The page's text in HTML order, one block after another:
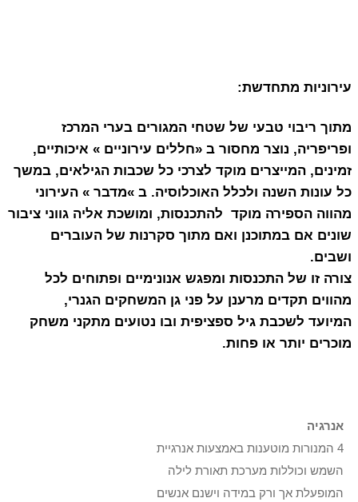
עירוניות מתחדשת:
מתוך ריבוי טבעי של שטחי המגורים בערי המרכז
ופריפריה, נוצר מחסור ב «חללים עירוניים » איכותיים,
זמינים, המייצרים מוקד לצרכי כל שכבות הגילאים, במשך
כל עונות השנה ולכלל האוכלוסיה. ב »מדבר » העירוני
מהווה הספירה מוקד להתכנסות, ומושכת אליה גווני ציבור
שונים אם במתוכנן ואם מתוך סקרנות של העוברים
ושבים.
צורה זו של התכנסות ומפגש אנונימיים ופתוחים לכל
מהווים תקדים מרענן על פני גן המשחקים הגנרי,
המיועד לשכבת גיל ספציפית ובו נטועים מתקני משחק
מוכרים יותר או פחות.
אנרגיה
4 המנורות מוטענות באמצעות אנרגיית
השמש וכוללות מערכת תאורת לילה
המופעלת אך ורק במידה וישנם אנשים